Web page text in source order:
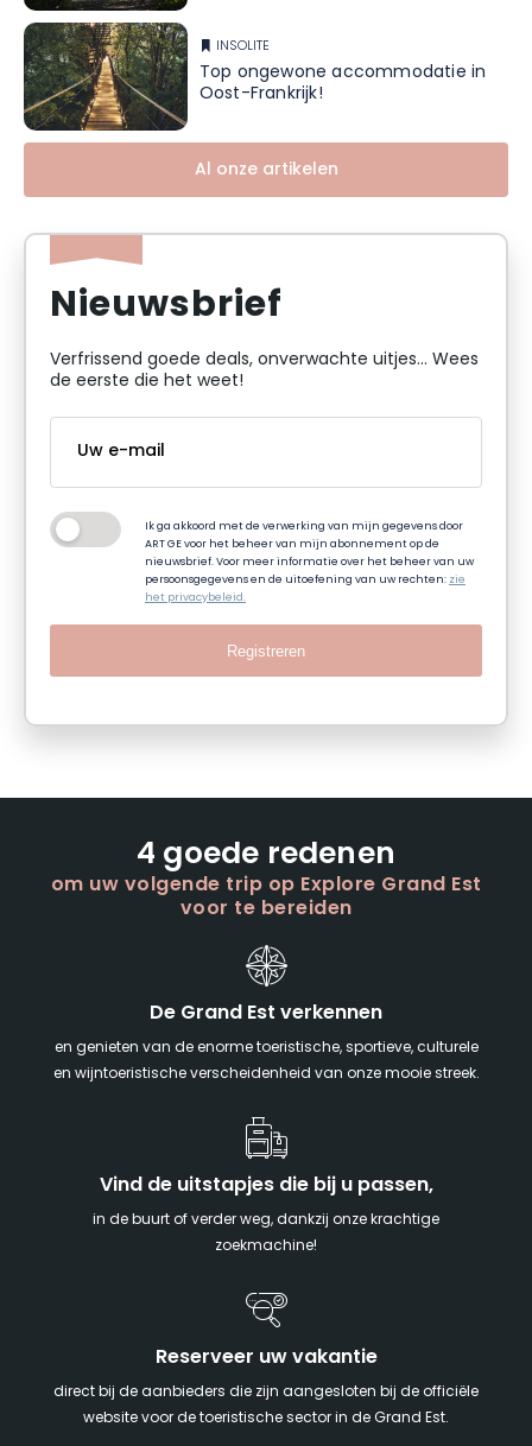
INSOLITE
Top ongewone accommodatie in
Oost-Frankrijk!
Al onze artikelen
Nieuwsbrief
Verfrissend goede deals, onverwachte uitjes... Wees
de eerste die het weet!
Ik ga akkoord met de verwerking van mijn gegevens door
ART GE voor het beheer van mijn abonnement op de
nieuwsbrief. Voor meer informatie over het beheer van uw
persoonsgegevens en de uitoefening van uw rechten:zie
het privacybeleid.
Registreren
4 goede redenen
om uw volgende trip op Explore Grand Est
voor te bereiden
De Grand Est verkennen
en genieten van de enorme toeristische, sportieve, culturele
en wijntoeristische verscheidenheid van onze mooie streek.
Vind de uitstapjes die bij u passen,
in de buurt of verder weg, dankzij onze krachtige
zoekmachine!
Reserveer uw vakantie
direct bij de aanbieders die zijn aangesloten bij de officiële
website voor de toeristische sector in de Grand Est.